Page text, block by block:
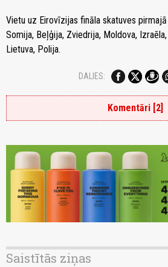
Vietu uz Eirovīzijas fināla skatuves
Somija, Beļģija, Zviedrija, Moldova,
Lietuva, Polija.
DALIES:
Komentāri [2]
Saistītās ziņas